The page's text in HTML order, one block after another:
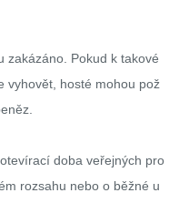
zakázáno. Pokud k takové
vyhovět, hosté mohou pož
doba veřejných pro
rozsahu nebo o běžné u